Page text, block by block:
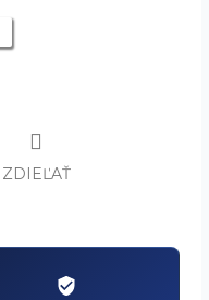
ZDIEĽAŤ